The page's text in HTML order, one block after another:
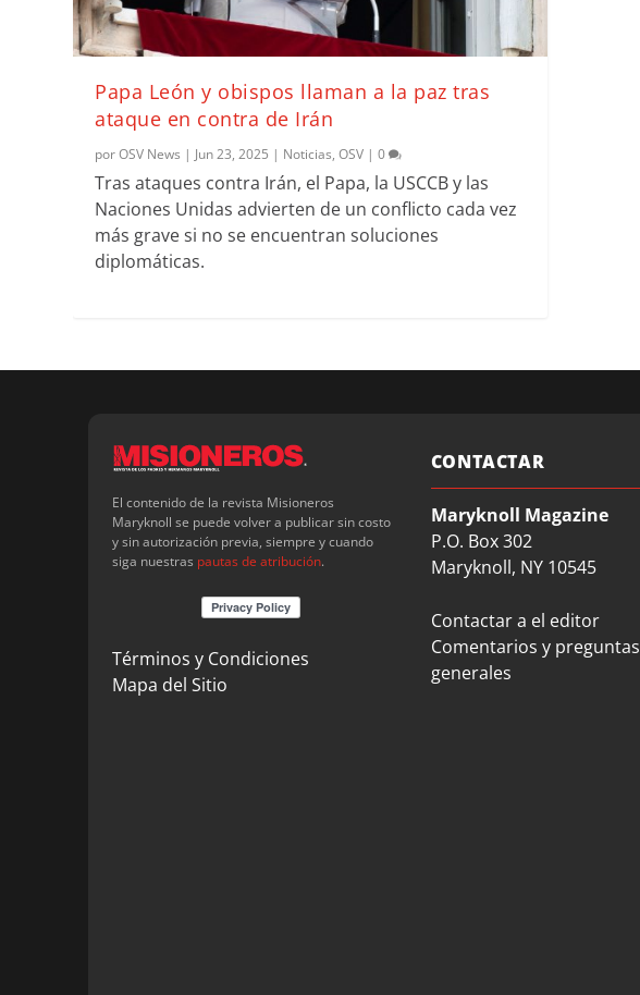
Papa León y obispos llaman a la paz tras
ataque en contra de Irán
porOSV News | Jun 23, 2025 | Noticias,OSV |0
Tras ataques contra Irán, el Papa, la USCCB y las
Naciones Unidas advierten de un conflicto cada vez
más grave si no se encuentran soluciones
diplomáticas.
El contenido de la revista Misioneros
Maryknoll se puede volver a publicar sin costo
y sin autorización previa, siempre y cuando
siga nuestras pautas de atribución.
Términos y Condiciones
Mapa del Sitio
CONTACTAR
Maryknoll Magazine
P.O. Box 302
Maryknoll, NY 10545
Contactar a el editor
Comentarios y preguntas
generales